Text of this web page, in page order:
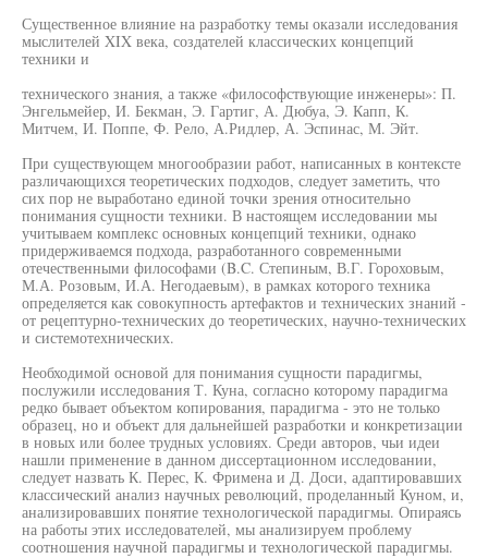
Существенное влияние на разработку темы оказали исследования
мыслителей XIX века, создателей классических концепций
техники и
технического знания, а также «философствующие инженеры»: П.
Энгельмейер, И. Бекман, Э. Гартиг, А. Дюбуа, Э. Капп, К.
Митчем, И. Поппе, Ф. Рело, А.Ридлер, А. Эспинас, М. Эйт.
При существующем многообразии работ, написанных в контексте
различающихся теоретических подходов, следует заметить, что
сих пор не выработано единой точки зрения относительно
понимания сущности техники. В настоящем исследовании мы
учитываем комплекс основных концепций техники, однако
придерживаемся подхода, разработанного современными
отечественными философами (B.C. Степиным, В.Г. Гороховым,
М.А. Розовым, И.А. Негодаевым), в рамках которого техника
определяется как совокупность артефактов и технических знаний -
от рецептурно-технических до теоретических, научно-технических
и системотехнических.
Необходимой основой для понимания сущности парадигмы,
послужили исследования Т. Куна, согласно которому парадигма
редко бывает объектом копирования, парадигма - это не только
образец, но и объект для дальнейшей разработки и конкретизации
в новых или более трудных условиях. Среди авторов, чьи идеи
нашли применение в данном диссертационном исследовании,
следует назвать К. Перес, К. Фримена и Д. Доси, адаптировавших
классический анализ научных революций, проделанный Куном, и,
анализировавших понятие технологической парадигмы. Опираясь
на работы этих исследователей, мы анализируем проблему
соотношения научной парадигмы и технологической парадигмы.